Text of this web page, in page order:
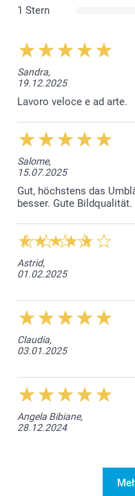
1 Stern
Sandra,
19.12.2025
Lavoro veloce e ad arte.
Salome,
15.07.2025
Gut, höchstens das
besser. Gute Bildqualität.
Astrid,
01.02.2025
Claudia,
03.01.2025
Angela Bibiane,
28.12.2024